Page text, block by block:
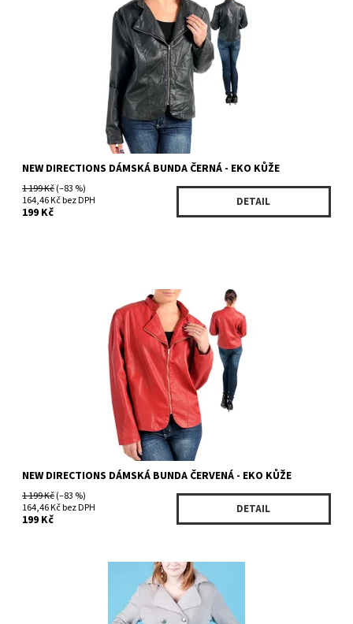
Skladem 1 ks
W7899540NDBK
NEW DIRECTIONS
NEW DIRECTIONS DÁMSKÁ BUNDA ČERNÁ - EKO KŮŽE
1 199 Kč(–83 %)
164,46 Kč bez DPH
199 Kč
DETAIL
Skladem 1 ks
W7899540NDRD
NEW DIRECTIONS
NEW DIRECTIONS DÁMSKÁ BUNDA ČERVENÁ - EKO KŮŽE
1 199 Kč(–83 %)
164,46 Kč bez DPH
199 Kč
DETAIL
Na dotaz
121660GT
Snobbish